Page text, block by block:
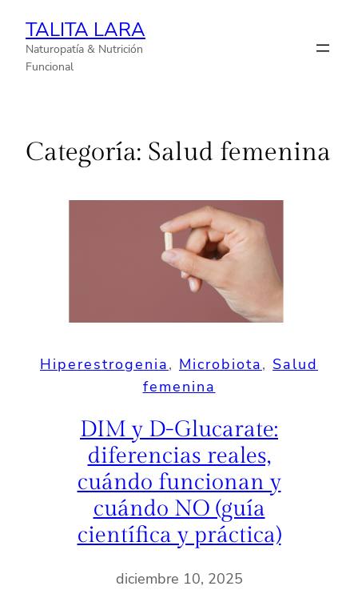
TALITA LARA
Naturopatía & Nutrición
Funcional
Categoría: Salud femenina
Hiperestrogenia, Microbiota, Salud
femenina
DIM y D-Glucarate:
diferencias reales,
cuándo funcionan y
cuándo NO (guía
científica y práctica)
diciembre 10, 2025